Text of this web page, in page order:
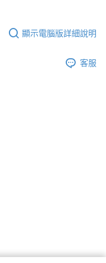
顯示電腦版詳細說明
客服